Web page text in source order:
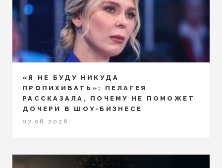
«Я НЕ БУДУ НИКУДА
ПРОПИХИВАТЬ»: ПЕЛАГЕЯ
РАССКАЗАЛА, ПОЧЕМУ НЕ ПОМОЖЕТ
ДОЧЕРИ В ШОУ-БИЗНЕСЕ
07.08.2026